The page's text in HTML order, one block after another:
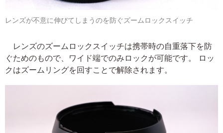
レンズが不意に伸びてしまうのを防ぐズームロックスイッチ
レンズのズームロックスイッチは携帯時の自重落下を防
ぐためのもので、ワイド端でのみロックが可能です。 ロッ
クはズームリングを回すことで解除されます。